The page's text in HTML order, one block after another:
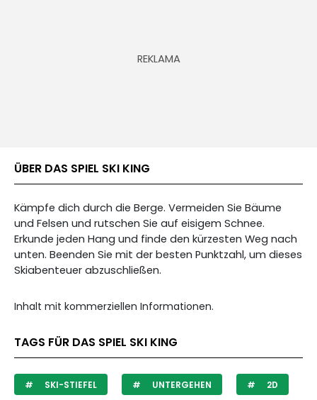
ÜBER DAS SPIEL SKI KING
Kämpfe dich durch die Berge. Vermeiden Sie Bäume
und Felsen und rutschen Sie auf eisigem Schnee.
Erkunde jeden Hang und finde den kürzesten Weg nach
unten. Beenden Sie mit der besten Punktzahl, um dieses
Skiabenteuer abzuschließen.
Inhalt mit kommerziellen Informationen.
TAGS FÜR DAS SPIEL SKI KING
SKI-STIEFEL UNTERGEHEN 2D